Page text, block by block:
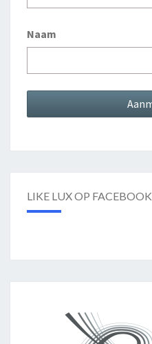
Naam
LIKE LUX OP FACEBOOK